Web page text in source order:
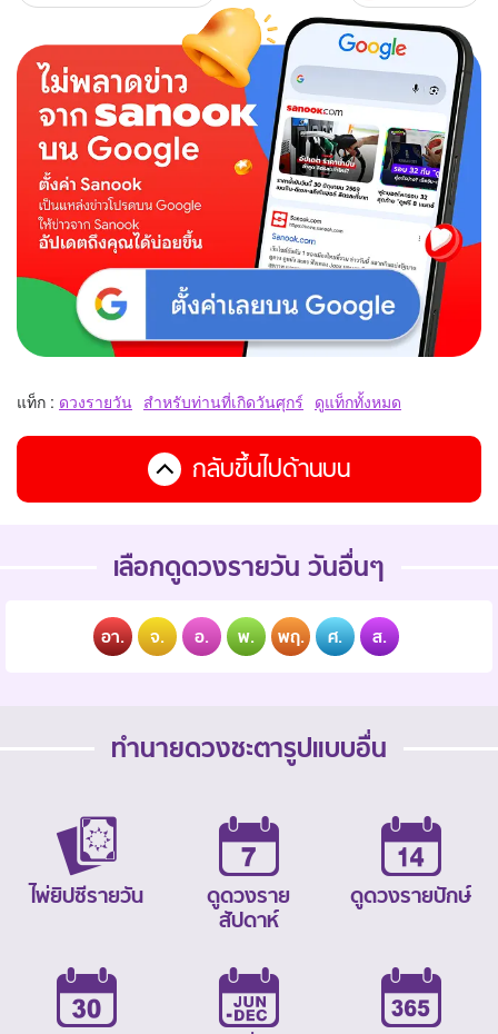
แท็ก : ดวงรายวัน สำหรับท่านที่เกิดวันศุกร์ ดูแท็กทั้งหมด
กลับขึ้นไปด้านบน
เลือกดูดวงรายวัน วันอื่นๆ
อา. จ. อ. พ. พฤ. ศ. ส.
ทำนายดวงชะตารูปแบบอื่น
ไพ่ยิปซีรายวัน
ดูดวงราย
สัปดาห์
ดูดวงรายปักษ์